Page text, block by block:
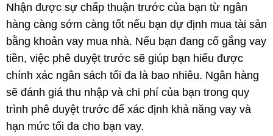
Nhận được sự chấp thuận trước của bạn từ ngân
hàng càng sớm càng tốt nếu bạn dự định mua tài sản
bằng khoản vay mua nhà. Nếu bạn đang cố gắng vay
tiền, việc phê duyệt trước sẽ giúp bạn hiểu được
chính xác ngân sách tối đa là bao nhiêu. Ngân hàng
sẽ đánh giá thu nhập và chi phí của bạn trong quy
trình phê duyệt trước để xác định khả năng vay và
hạn mức tối đa cho bạn vay.